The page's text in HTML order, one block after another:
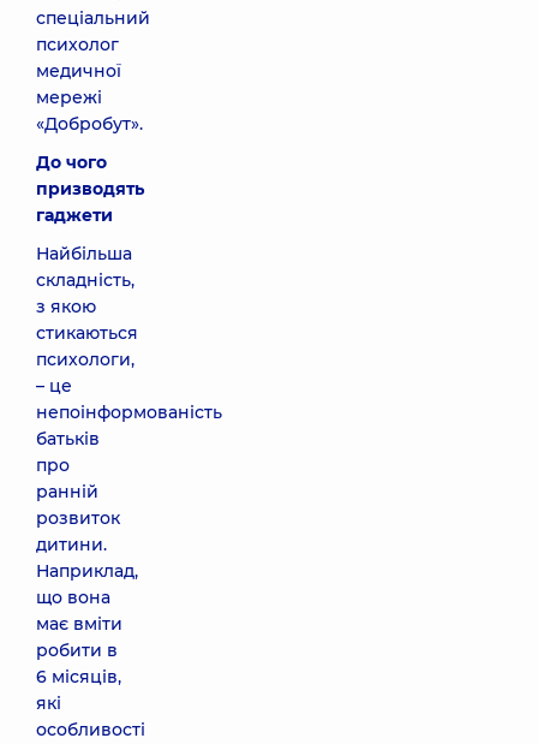
спеціальний
психолог
медичної
мережі
«Добробут».
До чого
призводять
гаджети
Найбільша
складність,
з якою
стикаються
психологи,
– це
непоінформованість
батьків
про
ранній
розвиток
дитини.
Наприклад,
що вона
має вміти
робити в
6 місяців,
які
особливості